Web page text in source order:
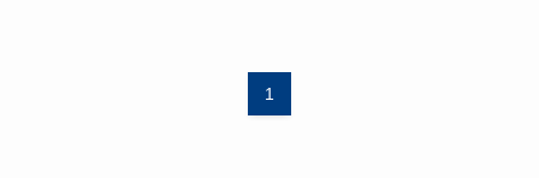
1